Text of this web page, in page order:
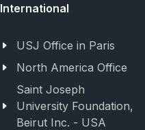
International
USJ Office in Paris
North America Office
Saint Joseph
University Foundation,
Beirut Inc. - USA